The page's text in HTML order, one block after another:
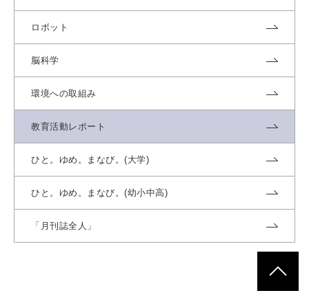
ロボット
脳科学
環境への取組み
教育活動レポート
ひと。ゆめ。まなび。(大学)
ひと。ゆめ。まなび。(幼小中高)
「月刊誌全人」